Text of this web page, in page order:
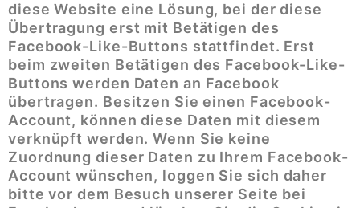
diese Website eine Lösung, bei der diese
Übertragung erst mit Betätigen des
Facebook-Like-Buttons stattfindet. Erst
beim zweiten Betätigen des Facebook-Like-
Buttons werden Daten an Facebook
übertragen. Besitzen Sie einen Facebook-
Account, können diese Daten mit diesem
verknüpft werden. Wenn Sie keine
Zuordnung dieser Daten zu Ihrem Facebook-
Account wünschen, loggen Sie sich daher
bitte vor dem Besuch unserer Seite bei